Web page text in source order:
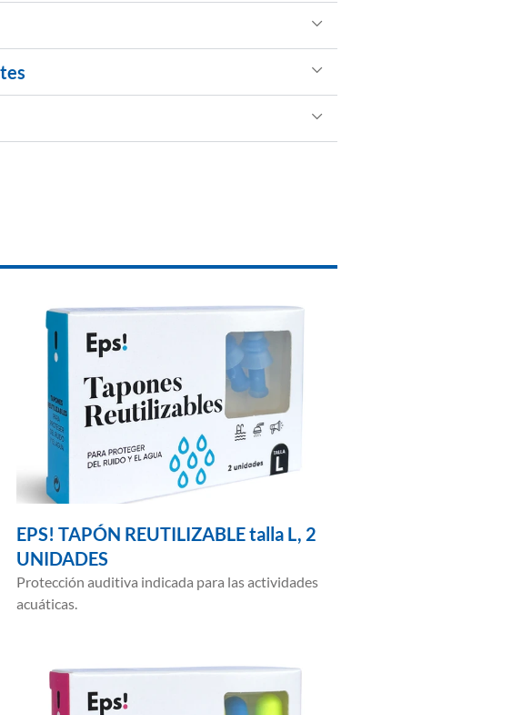
EPS! TAPÓN REUTILIZABLE talla L, 2
UNIDADES
Protección auditiva indicada para las actividades
acuáticas.